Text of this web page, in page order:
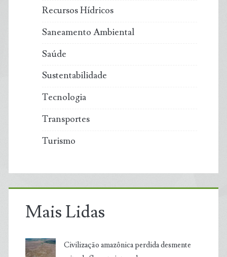
Recursos Hídricos
Saneamento Ambiental
Saúde
Sustentabilidade
Tecnologia
Transportes
Turismo
Mais Lidas
Civilização amazônica perdida desmente